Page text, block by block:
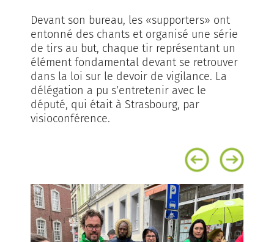
Devant son bureau, les «supporters» ont
entonné des chants et organisé une série
de tirs au but, chaque tir représentant un
élément fondamental devant se retrouver
dans la loi sur le devoir de vigilance. La
délégation a pu s’entretenir avec le
député, qui était à Strasbourg, par
visioconférence.